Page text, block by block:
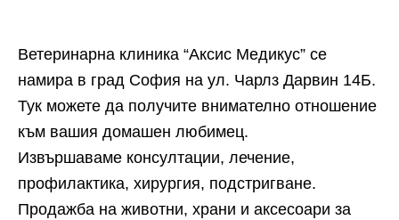
Ветеринарна клиника “Аксис Медикус” се
намира в град София на ул. Чарлз Дарвин 14Б.
Тук можете да получите внимателно отношение
към вашия домашен любимец.
Извършаваме консултации, лечение,
профилактика, хирургия, подстригване.
Продажба на животни, храни и аксесоари за